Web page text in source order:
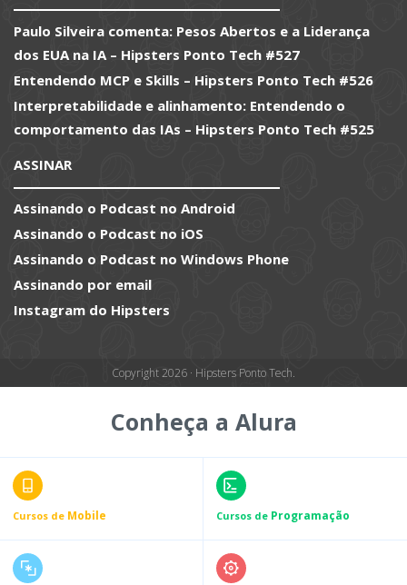
Paulo Silveira comenta: Pesos Abertos e a Liderança
dos EUA na IA – Hipsters Ponto Tech #527
Entendendo MCP e Skills – Hipsters Ponto Tech #526
Interpretabilidade e alinhamento: Entendendo o
comportamento das IAs – Hipsters Ponto Tech #525
ASSINAR
Assinando o Podcast no Android
Assinando o Podcast no iOS
Assinando o Podcast no Windows Phone
Assinando por email
Instagram do Hipsters
Copyright 2026 · Hipsters Ponto Tech.
Conheça a Alura
Cursos de Mobile Cursos de Programação